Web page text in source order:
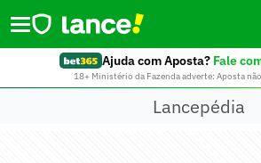
Ajuda com Aposta? Fale
18+ Ministério da Fazenda adverte: Aposta
Lancepédia